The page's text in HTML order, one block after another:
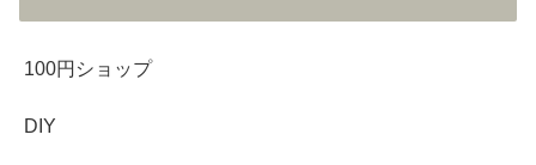
100円ショップ
DIY